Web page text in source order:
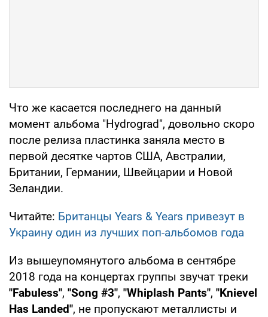
Что же касается последнего на данный
момент альбома "Hydrograd", довольно скоро
после релиза пластинка заняла место в
первой десятке чартов США, Австралии,
Британии, Германии, Швейцарии и Новой
Зеландии.
Читайте: Британцы Years & Years привезут в
Украину один из лучших поп-альбомов года
Из вышеупомянутого альбома в сентябре
2018 года на концертах группы звучат треки
"Fabuless", "Song #3", "Whiplash Pants", "Knievel
Has Landed", не пропускают металлисты и